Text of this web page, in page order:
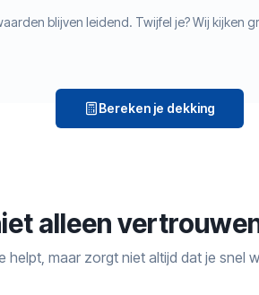
blijven leidend. Twijfel je? Wij kijken
Bereken je dekking
alleen
helpt, maar zorgt niet altijd dat je snel